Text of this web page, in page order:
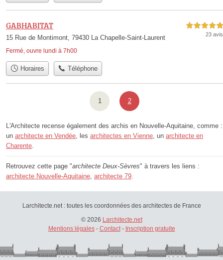
GABHABITAT
15 Rue de Montimont, 79430 La Chapelle-Saint-Laurent
Fermé, ouvre lundi à 7h00
5,0 étoiles sur 5
23 avis
Horaires Téléphone
1 2
L'Architecte recense également des archis en Nouvelle-Aquitaine, comme :
un architecte en Vendée , les architectes en Vienne , un architecte en
Charente
Retrouvez cette page "architecte Deux-Sèvres" à travers les liens :
architecte Nouvelle-Aquitaine architecte 79
Larchitecte.net : toutes les coordonnées des architectes de France
© 2026 Larchitecte.net
Mentions légales- Contact- Inscription gratuite